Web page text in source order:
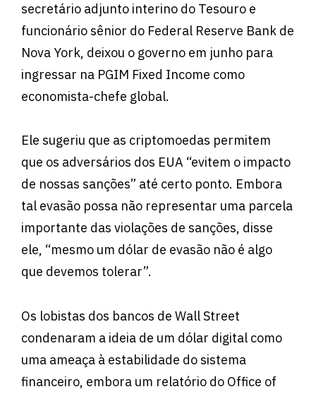
secretário adjunto interino do Tesouro e
funcionário sênior do Federal Reserve Bank de
Nova York, deixou o governo em junho para
ingressar na PGIM Fixed Income como
economista-chefe global.
Ele sugeriu que as criptomoedas permitem
que os adversários dos EUA “evitem o impacto
de nossas sanções” até certo ponto. Embora
tal evasão possa não representar uma parcela
importante das violações de sanções, disse
ele, “mesmo um dólar de evasão não é algo
que devemos tolerar”.
Os lobistas dos bancos de Wall Street
condenaram a ideia de um dólar digital como
uma ameaça à estabilidade do sistema
financeiro, embora um relatório do Office of